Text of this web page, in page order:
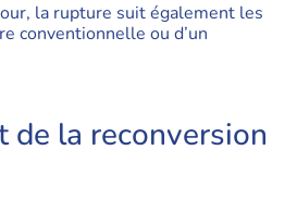
la rupture suit également les
conventionnelle ou d’un
de la reconversion